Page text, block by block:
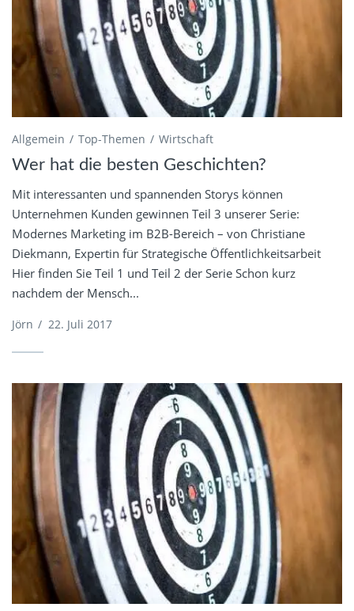
Allgemein Top-Themen Wirtschaft
Wer hat die besten Geschichten?
Mit interessanten und spannenden Storys können
Unternehmen Kunden gewinnen Teil 3 unserer Serie:
Modernes Marketing im B2B-Bereich – von Christiane
Diekmann, Expertin für Strategische Öffentlichkeitsarbeit
Hier finden Sie Teil 1 und Teil 2 der Serie Schon kurz
nachdem der Mensch...
Jörn / 22. Juli 2017